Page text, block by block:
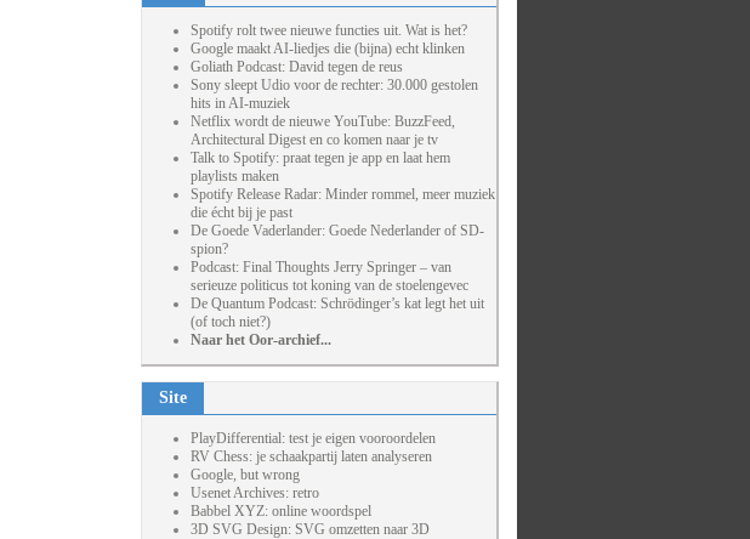
Spotify rolt twee nieuwe functies uit. Wat is het?
Google maakt AI-liedjes die (bijna) echt klinken
Goliath Podcast: David tegen de reus
Sony sleept Udio voor de rechter: 30.000 gestolen
hits in AI-muziek
Netflix wordt de nieuwe YouTube: BuzzFeed,
Architectural Digest en co komen naar je tv
Talk to Spotify: praat tegen je app en laat hem
playlists maken
Spotify Release Radar: Minder rommel, meer muziek
die écht bij je past
De Goede Vaderlander: Goede Nederlander of SD-
spion?
Podcast: Final Thoughts Jerry Springer – van
serieuze politicus tot koning van de stoelengevec
De Quantum Podcast: Schrödinger’s kat legt het uit
(of toch niet?)
Naar het Oor-archief...
Site
PlayDifferential: test je eigen vooroordelen
RV Chess: je schaakpartij laten analyseren
Google, but wrong
Usenet Archives: retro
Babbel XYZ: online woordspel
3D SVG Design: SVG omzetten naar 3D